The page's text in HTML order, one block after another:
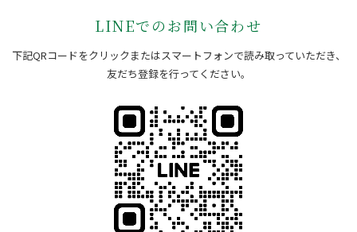
LINEでのお問い合わせ
下記QRコードをクリックまたはスマートフォンで読み取っていただき、
友だち登録を行ってください。